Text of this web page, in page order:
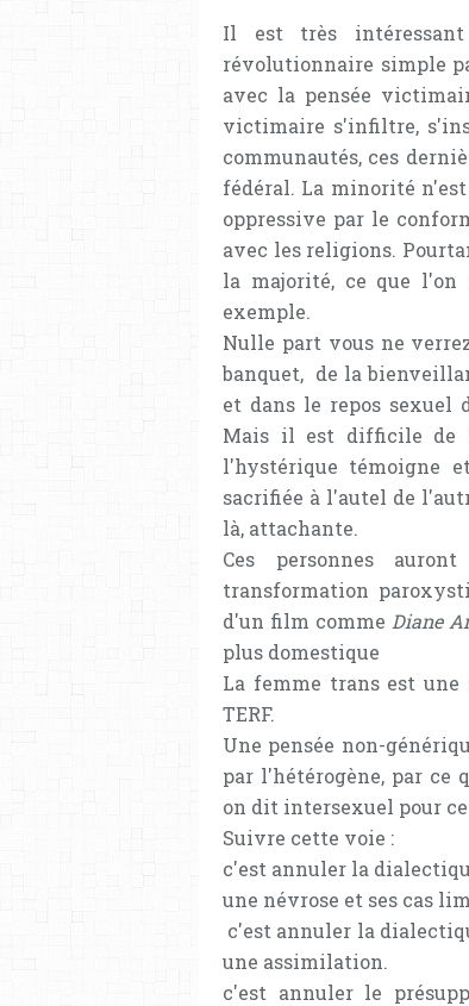
Il est très
révolutionnaire simple
avec la pensée
victimaire s'infiltre,
communautés, ces
fédéral. La minorité
oppressive par le
avec les religions.
la majorité, ce que l'on
exemple.
Nulle part vous ne
banquet, de la
et dans le repos sexuel
Mais il est difficile de
l'hystérique témoigne
sacrifiée à l'autel de
là, attachante.
Ces personnes
transformation
d'un film comme Diane
plus domestique
La femme trans est une
TERF.
Une pensée non-
par l'hétérogène, par ce
on dit intersexuel pour
Suivre cette voie :
c'est annuler la
une névrose et ses cas
c'est annuler la
une assimilation.
c'est annuler le